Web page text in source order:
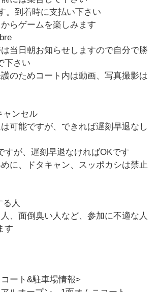
。到着時に支払い下さい
らゲームを楽しみます
当日朝お知らせしますので自分で勝
下さい
のためコート内は動画、写真撮影は
ャンセル
可能ですが、できれば遅刻早退なし
すが、遅刻早退なければOKです
に、ドタキャン、スッポカシは禁止
る人
、面倒臭い人など、参加に不適な人
す
ート&駐車場情報>